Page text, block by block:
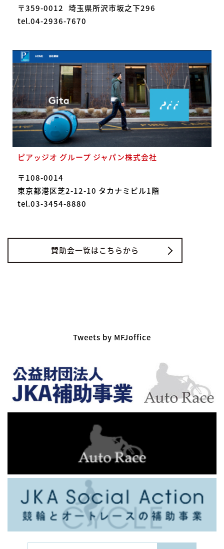
〒359-0012 埼玉県所沢市坂之下296
tel.04-2936-7670
ピアッジオ グループ ジャパン株式会社
〒108-0014
東京都港区芝2-12-10 タカナミビル1階
tel.03-3454-8880
賛助会一覧はこちらから
Tweets by MFJoffice